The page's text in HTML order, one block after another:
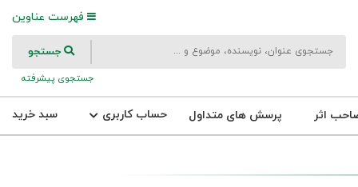
فهرست عناوین
جستجو
جستجوی پیشرفته
اثر پرسش های متداول حساب کاربری سبد خرید